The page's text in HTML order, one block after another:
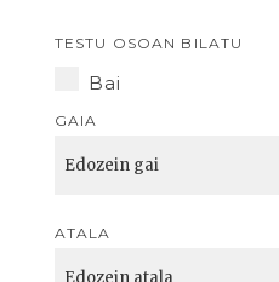
TESTU OSOAN BILATU
Bai
GAIA
ATALA